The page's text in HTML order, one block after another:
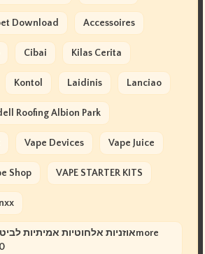
Download Accessoires
Cibai Kilas Cerita
Kontol Laidinis Lanciao
Roofing Albion Park
Vape Devices Vape Juice
Shop VAPE STARTER KITS